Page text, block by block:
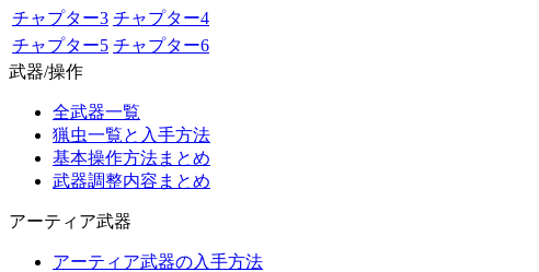
チャプター3 チャプター4
チャプター5 チャプター6
武器/操作
全武器一覧
猟虫一覧と入手方法
基本操作方法まとめ
武器調整内容まとめ
アーティア武器
アーティア武器の入手方法